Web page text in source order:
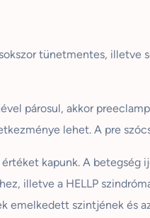
tünetmentes, illetve
párosul, akkor
lehet. A pre
kapunk. A betegség
illetve a HELLP
emelkedett szintjének és